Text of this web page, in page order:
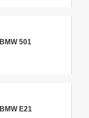
BMW 501
BMW E21